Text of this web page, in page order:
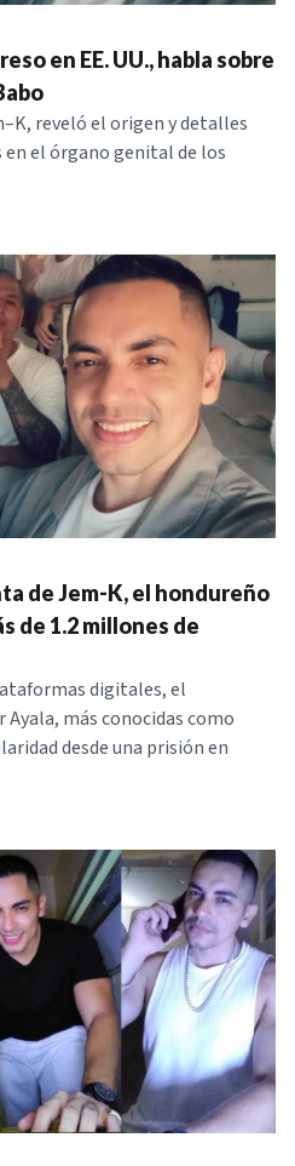
en EE. UU., habla sobre
reveló el origen y detalles
el órgano genital de los
de Jem-K, el hondureño
de 1.2 millones de
digitales, el
más conocidas como
desde una prisión en